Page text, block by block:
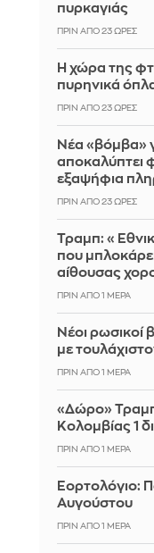
πυρκαγιάς
ΠΡΙΝ ΑΠΌ 23 ΏΡΕΣ
Η χώρα της
πυρηνικά
ΠΡΙΝ ΑΠΌ 23 ΏΡΕΣ
Νέα «βόμβα»
αποκαλύπτει
εξαψήφια
ΠΡΙΝ ΑΠΌ 23 ΏΡΕΣ
Τραμπ:
που
αίθουσας
ΠΡΙΝ ΑΠΌ 1 ΜΈΡΑ
Νέοι ρωσικοί
με
ΠΡΙΝ ΑΠΌ 1 ΜΈΡΑ
«Δώρο»
Κολομβίας 1
ΠΡΙΝ ΑΠΌ 1 ΜΈΡΑ
Εορτολόγιο:
Αυγούστου
ΠΡΙΝ ΑΠΌ 1 ΜΈΡΑ